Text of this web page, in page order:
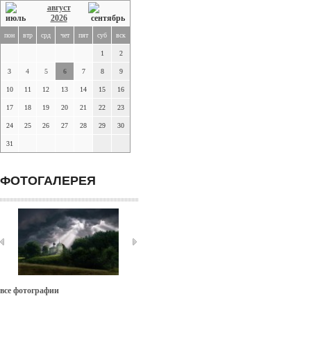
август
2026
пон втр срд чет пят суб вск
1 2
3 4 5 6 7 8 9
10 11 12 13 14 15 16
17 18 19 20 21 22 23
24 25 26 27 28 29 30
31
ФОТОГАЛЕРЕЯ
все фотографии